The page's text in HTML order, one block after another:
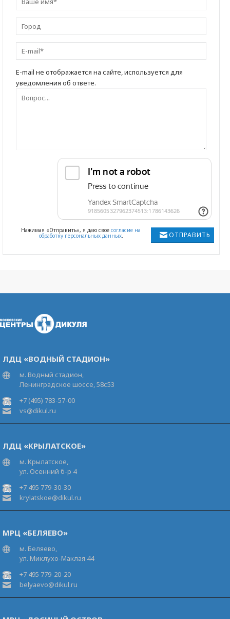
E-mail не отображается на сайте, используется для
уведомления об ответе.
ОТПРАВИТЬ
Нажимая «Отправить», я даю свое согласие на
обработку персональных данных.
ЛДЦ «ВОДНЫЙ СТАДИОН»
м. Водный стадион,
Ленинградское шоссе, 58с53
+7 (495) 783-57-00
vs@dikul.ru
ЛДЦ «КРЫЛАТСКОЕ»
м. Крылатское,
ул. Осенний б-р 4
+7 495 779-30-30
krylatskoe@dikul.ru
МРЦ «БЕЛЯЕВО»
м. Беляево,
ул. Миклухо-Маклая 44
+7 495 779-20-20
belyaevo@dikul.ru